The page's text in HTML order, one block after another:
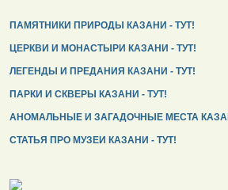
ПАМЯТНИКИ ПРИРОДЫ КАЗАНИ - ТУТ!
ЦЕРКВИ И МОНАСТЫРИ КАЗАНИ - ТУТ!
ЛЕГЕНДЫ И ПРЕДАНИЯ КАЗАНИ - ТУТ!
ПАРКИ И СКВЕРЫ КАЗАНИ - ТУТ!
АНОМАЛЬНЫЕ И ЗАГАДОЧНЫЕ МЕСТА
СТАТЬЯ ПРО МУЗЕИ КАЗАНИ - ТУТ!